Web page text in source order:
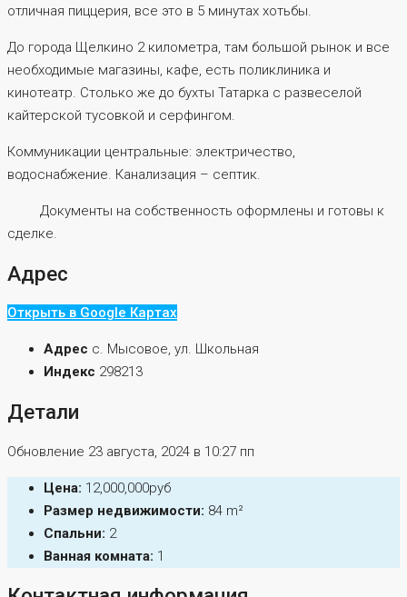
отличная пиццерия, все это в 5 минутах хотьбы.
До города Щелкино 2 километра, там большой рынок и все
необходимые магазины, кафе, есть поликлиника и
кинотеатр. Столько же до бухты Татарка с развеселой
кайтерской тусовкой и серфингом.
Коммуникации центральные: электричество,
водоснабжение. Канализация – септик.
Документы на собственность оформлены и готовы к
сделке.
Адрес
Открыть в Google Картах
Адрес с. Мысовое, ул. Школьная
Индекс 298213
Детали
Обновление 23 августа, 2024 в 10:27 пп
Цена: 12,000,000руб
Размер недвижимости: 84 m²
Спальни: 2
Ванная комната: 1